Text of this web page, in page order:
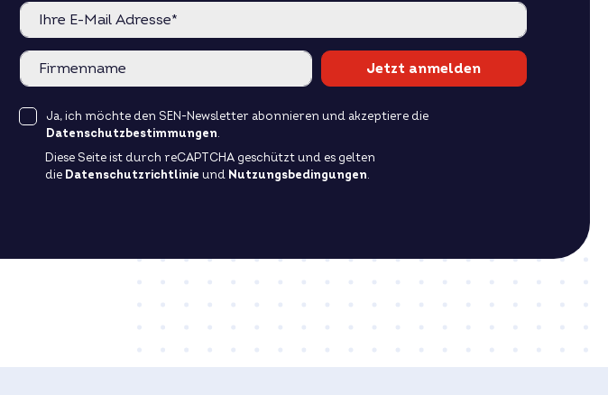
Jetzt anmelden
Ja, ich möchte den SEN-Newsletter abonnieren und akzeptiere die
Datenschutzbestimmungen.
Diese Seite ist durch reCAPTCHA geschützt und es gelten
die Datenschutzrichtlinie und Nutzungsbedingungen.